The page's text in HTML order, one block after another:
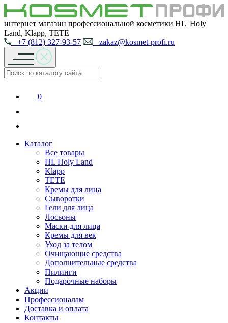
интернет магазин профессиональной косметики HL| Holy
Land, Klapp, TETE
+7 (812) 327-93-57
zakaz@kosmet-profi.ru
0
Каталог
Все товары
HL Holy Land
Klapp
TETE
Кремы для лица
Сыворотки
Гели для лица
Лосьоны
Маски для лица
Кремы для век
Уход за телом
Очищающие средства
Дополнительные средства
Пилинги
Подарочные наборы
Акции
Профессионалам
Доставка и оплата
Контакты